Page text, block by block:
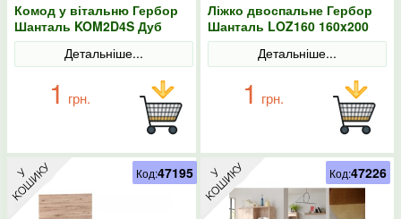
Комод у вітальню Гербор
Шанталь KOM2D4S Дуб
санремо світлий
Детальніше...
1 грн.
Ліжко двоспальне Гербор
Шанталь LOZ160 160x200
Дуб санремо світлий
Детальніше...
1 грн.
Код:47195 Код:47226